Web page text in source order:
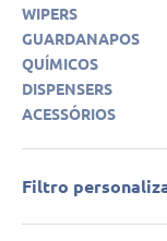
WIPERS
GUARDANAPOS
QUÍMICOS
DISPENSERS
ACESSÓRIOS
Filtro
Higiênico